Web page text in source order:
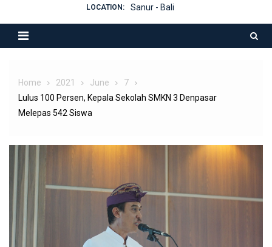
LOCATION: Sanur - Bali
Home 2021 June
7
Lulus 100 Persen, Kepala Sekolah SMKN 3 Denpasar
Melepas 542 Siswa